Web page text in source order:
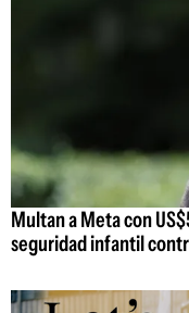
Multan a Meta con
seguridad infantil